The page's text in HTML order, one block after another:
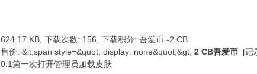
624.17 KB, 下载次数: 156, 下载积分: 吾爱币 -2 CB
售价: &lt;span style=&quot; display: none&quot;&gt; 2 CB吾爱币 [记
0.1第一次打开管理员加载皮肤